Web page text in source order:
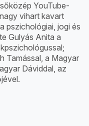
YouTube-
vihart kavart
pszichológiai, jogi és
Gulyás Anita a
Tamással, a Magyar
Dáviddal, az